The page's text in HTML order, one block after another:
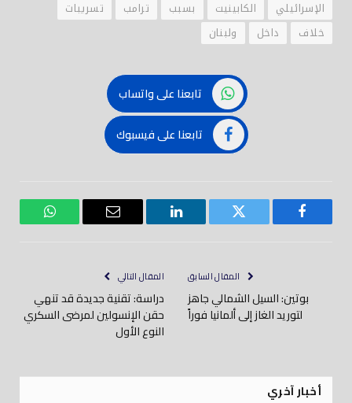
الإسرائيلي الكابينيت بسبب ترامب
تسريبات
خلاف
داخل ولبنان
تابعنا على واتساب
تابعنا على فيسبوك
فيسبوك تويتر لينكدود
بريد
واتساب
المقال السابق
بوتين: السيل الشمالي جاهز
لتوريد الغاز إلى ألمانيا فوراً
المقال التالي
دراسة: تقنية جديدة قد تنهي
حقن الإنسولين لمرضى السكري
النوع الأول
أخبار آخري